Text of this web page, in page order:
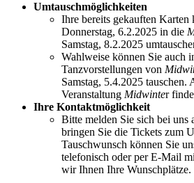
Umtauschmöglichkeiten
Ihre bereits gekauften Karten
Donnerstag, 6.2.2025 in die
Samstag, 8.2.2025
Wahlweise können Sie auch
Tanzvorstellungen von
Samstag, 5.4.2025 tauschen.
Veranstaltung Midwinter
Ihre Kontaktmöglichkeit
Bitte melden Sie sich bei uns
bringen Sie die Tickets zum
Tauschwunsch können Sie
telefonisch oder per E-Mail
wir Ihnen Ihre Wunschplätze.